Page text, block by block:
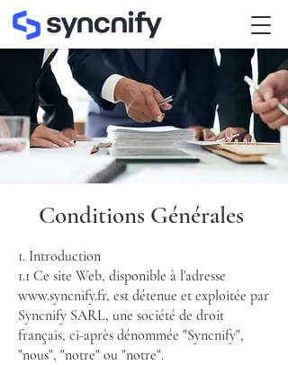
Conditions Générales
1. Introduction
1.1 Ce site Web, disponible à l'adresse
www.syncnify.fr, est détenue et exploitée par
Syncnify SARL, une société de droit
français, ci-après dénommée "Syncnify",
"nous", "notre" ou "notre".